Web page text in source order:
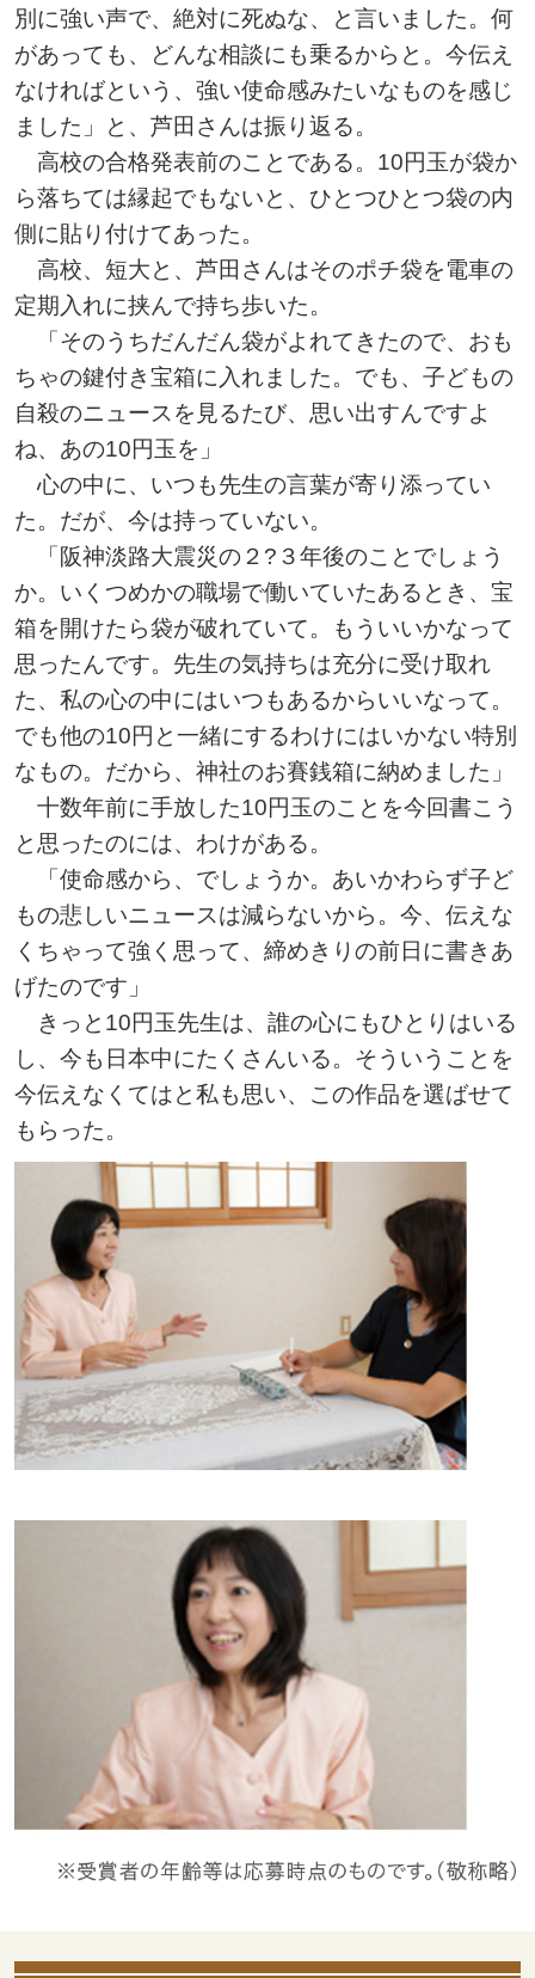
別に強い声で、絶対に死ぬな、と言いました。何
があっても、どんな相談にも乗るからと。今伝え
なければという、強い使命感みたいなものを感じ
ました」と、芦田さんは振り返る。
高校の合格発表前のことである。10円玉が袋か
ら落ちては縁起でもないと、ひとつひとつ袋の内
側に貼り付けてあった。
高校、短大と、芦田さんはそのポチ袋を電車の
定期入れに挟んで持ち歩いた。
「そのうちだんだん袋がよれてきたので、おも
ちゃの鍵付き宝箱に入れました。でも、子どもの
自殺のニュースを見るたび、思い出すんですよ
ね、あの10円玉を」
心の中に、いつも先生の言葉が寄り添ってい
た。だが、今は持っていない。
「阪神淡路大震災の２?３年後のことでしょう
か。いくつめかの職場で働いていたあるとき、宝
箱を開けたら袋が破れていて。もういいかなって
思ったんです。先生の気持ちは充分に受け取れ
た、私の心の中にはいつもあるからいいなって。
でも他の10円と一緒にするわけにはいかない特別
なもの。だから、神社のお賽銭箱に納めました」
十数年前に手放した10円玉のことを今回書こう
と思ったのには、わけがある。
「使命感から、でしょうか。あいかわらず子ど
もの悲しいニュースは減らないから。今、伝えな
くちゃって強く思って、締めきりの前日に書きあ
げたのです」
きっと10円玉先生は、誰の心にもひとりはいる
し、今も日本中にたくさんいる。そういうことを
今伝えなくてはと私も思い、この作品を選ばせて
もらった。